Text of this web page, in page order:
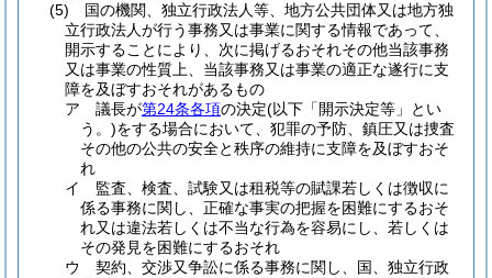
(5)
国の機関、独立行政法人等、地方公共団体又は地方独
立行政法人が行う事務又は事業に関する情報であって、
開示することにより、次に掲げるおそれその他当該事務
又は事業の性質上、当該事務又は事業の適正な遂行に支
障を及ぼすおそれがあるもの
ア
議長が第24条各項の決定(以下「開示決定等」とい
う。)をする場合において、犯罪の予防、鎮圧又は捜査
その他の公共の安全と秩序の維持に支障を及ぼすおそ
れ
イ
監査、検査、試験又は租税等の賦課若しくは徴収に
係る事務に関し、正確な事実の把握を困難にするおそ
れ又は違法若しくは不当な行為を容易にし、若しくは
その発見を困難にするおそれ
ウ
契約、交渉又争訟に係る事務に関し、国、独立行政